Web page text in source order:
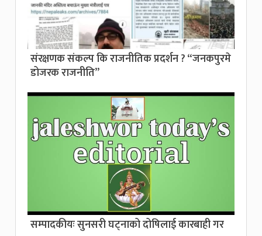
संरक्षणक संकल्प कि राजनीतिक प्रदर्शन ? “जनकपुरमे
डोजरक राजनीति”
सम्पादकीयः सुनसरी घट्नाको दोषिलाई कारबाही गर